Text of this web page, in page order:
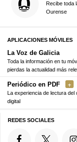
Recibe toda
Ourense
APLICACIONES MÓVILES
La Voz de Galicia
Toda la información en tu
pierdas la actualidad más
Periódico en PDF
La experiencia de lectura del
digital
REDES SOCIALES